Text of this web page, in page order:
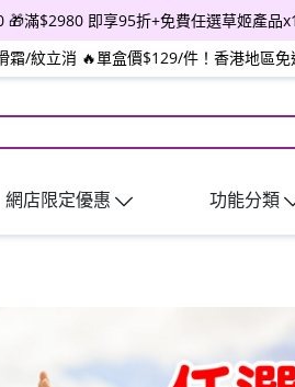
🎁滿$2980 即享95折+免費任選草姬產品
霜/紋立消 🔥單盒價$129/件！香港地區免
網店限定優惠 功能分類